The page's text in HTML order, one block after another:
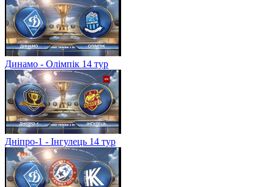
Динамо - Олімпік 14 тур
Дніпро-1 - Інгулець 14 тур